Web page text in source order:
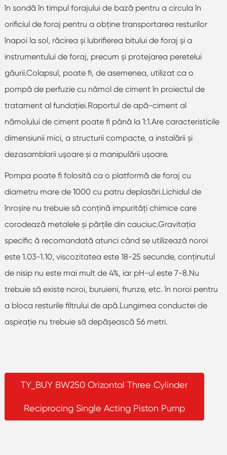
în sondă în timpul forajului de bază pentru a circula în
orificiul de foraj pentru a obține transportarea resturilor
înapoi la sol, răcirea și lubrifierea bitului de foraj și a
instrumentului de foraj, precum și protejarea peretelui
găurii.Colapsul, poate fi, de asemenea, utilizat ca o
pompă de perfuzie cu nămol de ciment în proiectul de
tratament al fundaţiei.Raportul de apă-ciment al
nămolului de ciment poate fi până la 1:1.Are caracteristicile
dimensiunii mici, a structurii compacte, a instalării și
dezasamblarii ușoare și a manipulării ușoare.
Pompa poate fi folosită ca o platformă de foraj cu
diametru mare de 1000 cu patru deplasări.Lichidul de
înroşire nu trebuie să conțină impurități chimice care
corodează metalele și părțile din cauciuc.Gravitația
specific ă recomandată atunci când se utilizează noroi
este 1.03-1.10, viscozitatea este 18-25 secunde, conținutul
de nisip nu este mai mult de 4%, iar pH-ul este 7-8.Nu
trebuie să existe noroi, buruieni, frunze, etc. în noroi pentru
a bloca resturile filtrului de apă.Lungimea conductei de
aspirație nu trebuie să depășească 56 metri.
TY_BUY BW250 Orizontal Three Cylinder
Reciprocing Single Acting Piston Pump